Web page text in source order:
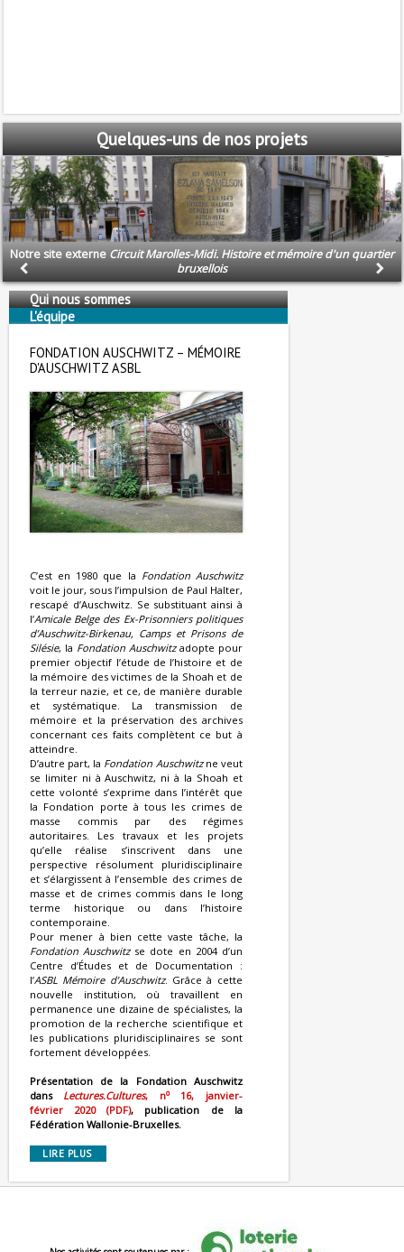
Quelques-unsde nos projets
Notre site externe Circuit Marolles-Midi. Histoire et mémoire d'un quartier
bruxellois
Qui nous sommes
L'équipe
FONDATION AUSCHWITZ – MÉMOIRE
D'AUSCHWITZ ASBL
C’est en 1980 que la Fondation Auschwitz
voit le jour, sous l’impulsion de Paul Halter,
rescapé d’Auschwitz. Se substituant ainsi à
l’Amicale Belge des Ex-Prisonniers politiques
d’Auschwitz-Birkenau, Camps et Prisons de
Silésie, la Fondation Auschwitzadopte pour
premier objectif l’étude de l’histoire et de
la mémoire des victimes de la Shoah et de
la terreur nazie, et ce, de manière durable
et systématique. La transmission de
mémoire et la préservation des archives
concernant ces faits complètent ce but à
atteindre.
D’autre part, la Fondation Auschwitzne veut
se limiter ni à Auschwitz, ni à la Shoah et
cette volonté s’exprime dans l’intérêt que
la Fondation porte à tous les crimes de
masse commis par des régimes
autoritaires. Les travaux et les projets
qu’elle réalise s’inscrivent dans une
perspective résolument pluridisciplinaire
et s’élargissent à l’ensemble des crimes de
masse et de crimes commis dans le long
terme historique ou dans l’histoire
contemporaine.
Pour mener à bien cette vaste tâche, la
Fondation Auschwitzse dote en 2004 d’un
Centre d’Études et de Documentation :
l’ASBL Mémoire d’Auschwitz. Grâce à cette
nouvelle institution, où travaillent en
permanence une dizaine de spécialistes, la
promotion de la recherche scientifique et
les publications pluridisciplinaires se sont
fortement développées.
Présentation de la Fondation Auschwitz
dans Lectures.Cultures, no16, janvier-
février 2020 (PDF), publication de la
Fédération Wallonie-Bruxelles.
LIRE PLUS